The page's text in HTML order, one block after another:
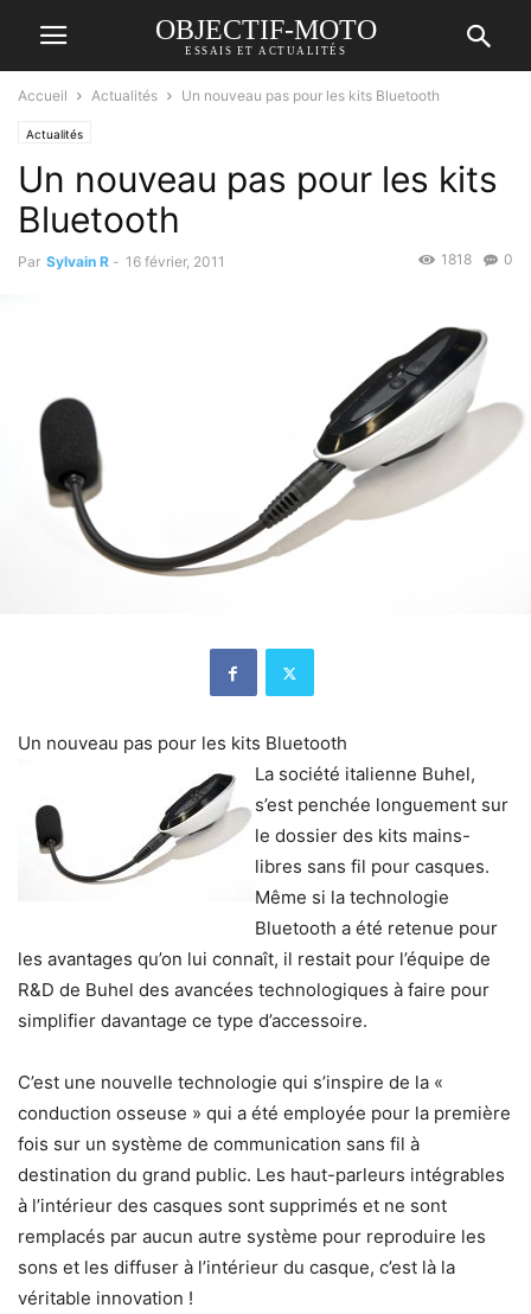
OBJECTIF-MOTO
ESSAIS ET ACTUALITÉS
Accueil Actualités Un nouveau pas pour les kits Bluetooth
Actualités
Un nouveau pas pour les kits
Bluetooth
Par Sylvain R - 16 février, 2011 0
1818
Un nouveau pas pour les kits Bluetooth
La société italienne Buhel,
s’est penchée longuement sur
le dossier des kits mains-
libres sans fil pour casques.
Même si la technologie
Bluetooth a été retenue pour
les avantages qu’on lui connaît, il restait pour l’équipe de
R&D de Buhel des avancées technologiques à faire pour
simplifier davantage ce type d’accessoire.
C’est une nouvelle technologie qui s’inspire de la «
conduction osseuse » qui a été employée pour la première
fois sur un système de communication sans fil à
destination du grand public. Les haut-parleurs intégrables
à l’intérieur des casques sont supprimés et ne sont
remplacés par aucun autre système pour reproduire les
sons et les diffuser à l’intérieur du casque, c’est là la
véritable innovation !